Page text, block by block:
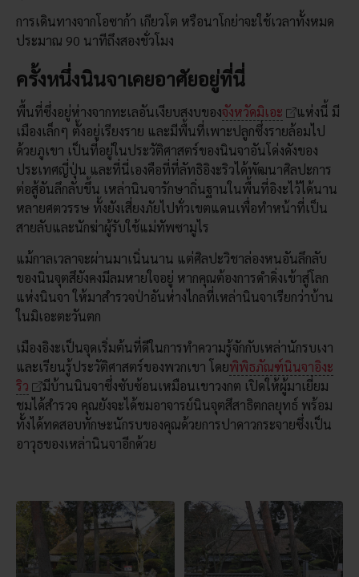
การเดินทางจากโอซาก้า เกียวโต หรือนาโกย่าจะใช้เวลาทั้งหมด
ประมาณ 90 นาทีถึงสองชั่วโมง
ครั้งหนึ่งนินจาเคยอาศัยอยู่ที่นี่
พื้นที่ซึ่งอยู่ห่างจากทะเลอันเงียบสงบของจังหวัดมิเอะ
แห่งนี้ มี
เมืองเล็กๆ ตั้งอยู่เรียงราย และมีพื้นที่เพาะปลูกซึ่งรายล้อมไป
ด้วยภูเขา เป็นที่อยู่ในประวัติศาสตร์ของนินจาอันโด่งดังของ
ประเทศญี่ปุ่น และที่นี่เองคือที่ที่ลัทธิอิงะริวได้พัฒนาศิลปะการ
ต่อสู้อันลึกลับขึ้น เหล่านินจารักษาถิ่นฐานในพื้นที่อิงะไว้ได้นาน
หลายศตวรรษ ทั้งยังเสี่ยงภัยไปทั่วเขตแดนเพื่อทำหน้าที่เป็น
สายลับและนักฆ่าผู้รับใช้แม่ทัพซามูไร
แม้กาลเวลาจะผ่านมาเนิ่นนาน แต่ศิลปะวิชาล่องหนอันลึกลับ
ของนินจุตสึยังคงมีลมหายใจอยู่ หากคุณต้องการดำดิ่งเข้าสู่โลก
แห่งนินจา ให้มาสำรวจป่าอันห่างไกลที่เหล่านินจาเรียกว่าบ้าน
ในมิเอะตะวันตก
เมืองอิงะเป็นจุดเริ่มต้นที่ดีในการทำความรู้จักกับเหล่านักรบเงา
และเรียนรู้ประวัติศาสตร์ของพวกเขา โดยพิพิธภัณฑ์นินจาอิงะ
ริว
มีบ้านนินจาซึ่งซับซ้อนเหมือนเขาวงกต เปิดให้ผู้มาเยี่ยม
ชมได้สำรวจ คุณยังจะได้ชมอาจารย์นินจุตสึสาธิตกลยุทธ์ พร้อม
ทั้งได้ทดสอบทักษะนักรบของคุณด้วยการปาดาวกระจายซึ่งเป็น
อาวุธของเหล่านินจาอีกด้วย